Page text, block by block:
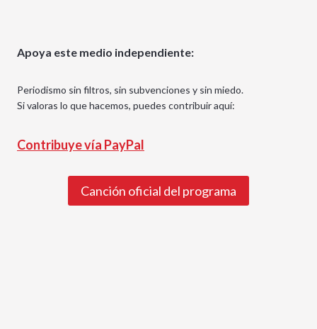
Apoya este medio independiente:
Periodismo sin filtros, sin subvenciones y sin miedo.
Si valoras lo que hacemos, puedes contribuir aquí:
Contribuye vía PayPal
Canción oficial del programa